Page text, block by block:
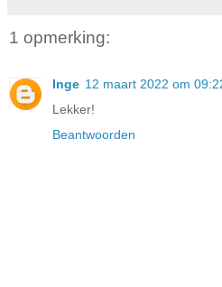
1 opmerking:
Inge 12 maart 2022 om
Lekker!
Beantwoorden